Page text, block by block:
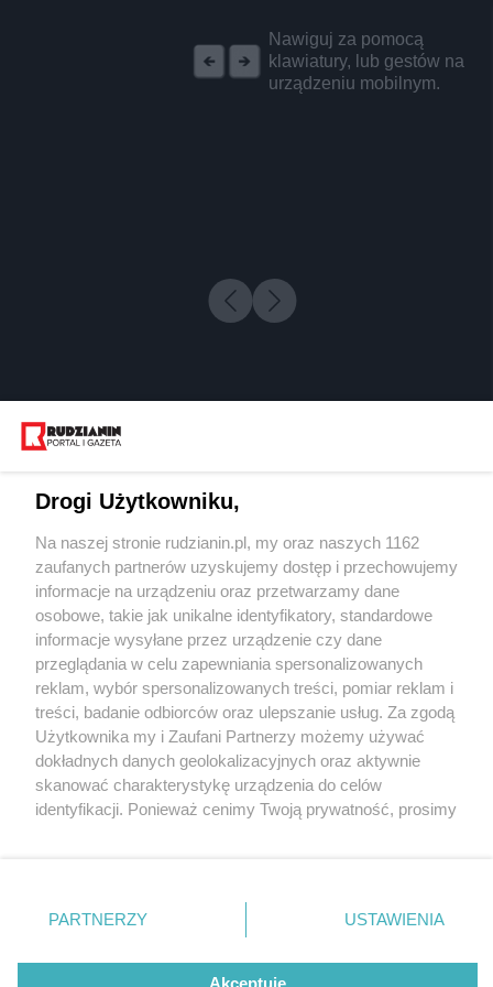
Nawiguj za pomocą
klawiatury, lub gestów na
urządzeniu mobilnym.
2 / 0
Wydawca mediów
Nie zapomnij
zapoznać się z:
polityką prywatności regulamin korzystania z portali
Twojemiasto
Piekary Śląskie
Chorzów
Tarnowskie Góry
Gliwice
Skontakuj sięz nami
Kontakt
Wydawca
Redakcja
Drogi Użytkowniku,
Na naszej stronie rudzianin.pl, my oraz naszych 1162
zaufanych partnerów uzyskujemy dostęp i przechowujemy
informacje na urządzeniu oraz przetwarzamy dane
osobowe, takie jak unikalne identyfikatory, standardowe
informacje wysyłane przez urządzenie czy dane
przeglądania w celu zapewniania spersonalizowanych
reklam, wybór spersonalizowanych treści, pomiar reklam i
treści, badanie odbiorców oraz ulepszanie usług. Za zgodą
Użytkownika my i Zaufani Partnerzy możemy używać
dokładnych danych geolokalizacyjnych oraz aktywnie
skanować charakterystykę urządzenia do celów
identyfikacji. Ponieważ cenimy Twoją prywatność, prosimy
prywatności znajdujący się w lewym dolnym rogu strony
. Niektóre rodzaje przetwarzania danych nie wymagają
zgody użytkownika, ale masz prawo sprzeciwić się
takiemu przetwarzaniu. Preferencje będą miały
PARTNERZY USTAWIENIA
Akceptuję